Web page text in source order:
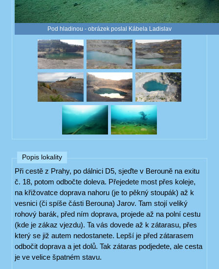
Pod hladinou - obrázek poslal Kábela Ladislav
Popis lokality
Při cestě z Prahy, po dálnici D5, sjeďte v Berouně na exitu
č. 18, potom odbočte doleva. Přejedete most přes koleje,
na křižovatce doprava nahoru (je to pěkný stoupák) až k
vesnici (či spíše části Berouna) Jarov. Tam stojí veliký
rohový barák, před ním doprava, projede až na polní cestu
(kde je zákaz vjezdu). Ta vás dovede až k zátarasu, přes
který se již autem nedostanete. Lepší je před zátarasem
odbočit doprava a jet dolů. Tak zátaras podjedete, ale cesta
je ve velice špatném stavu.